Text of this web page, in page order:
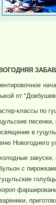
ЗАБАВА
от
классы по
в
Новогоднего
с
гуцульские
вареники,